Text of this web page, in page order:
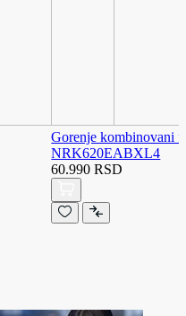
Gorenje kombinovani
NRK620EABXL4
60.990 RSD